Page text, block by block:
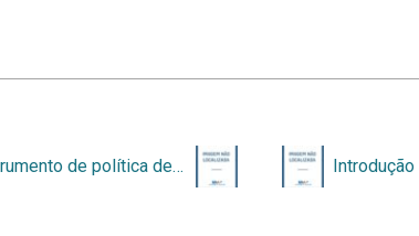
Instrumento de política de gestão da informação arquivística da ALERJ